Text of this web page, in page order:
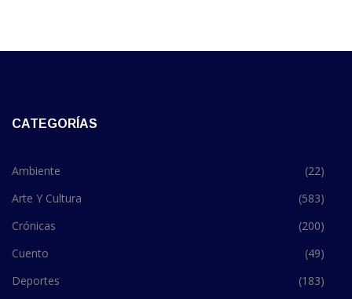
CATEGORÍAS
Ambiente
(22)
Arte Y Cultura
(583)
Crónicas
(200)
Cuento
(49)
Deportes
(183)